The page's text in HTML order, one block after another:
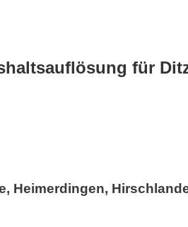
für
Heimerdingen,